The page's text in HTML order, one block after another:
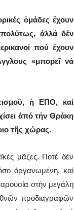
ὁμάδες ἔχουν
ἀλλά δέν
πού ἔχουν
«μπορεῖ νά
ἡ ΕΠΟ, καί
ἀπό τήν Θράκη
τῆς χώρας.
μᾶζες. Ποτέ δέν
ὀργανωμένη, καί
στήν μεγάλη
προδιαγραφῶν